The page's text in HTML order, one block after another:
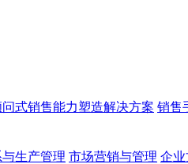
问式销售能力塑造解决方案 销售
生产管理 市场营销与管理 企业